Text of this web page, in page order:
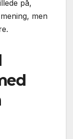
på,
men